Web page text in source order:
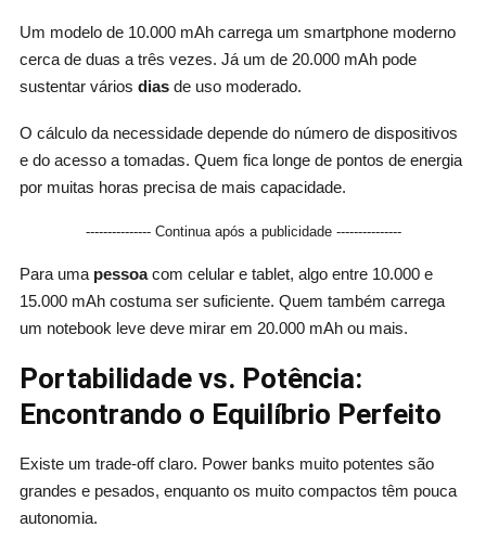
Um modelo de 10.000 mAh carrega um smartphone moderno
cerca de duas a três vezes. Já um de 20.000 mAh pode
sustentar vários diasde uso moderado.
O cálculo da necessidade depende do número de dispositivos
e do acesso a tomadas. Quem fica longe de pontos de energia
por muitas horas precisa de mais capacidade.
--------------- Continua após a publicidade ---------------
Para uma pessoacom celular e tablet, algo entre 10.000 e
15.000 mAh costuma ser suficiente. Quem também carrega
um notebook leve deve mirar em 20.000 mAh ou mais.
Portabilidade vs. Potência:
Encontrando o Equilíbrio Perfeito
Existe um trade-off claro. Power banks muito potentes são
grandes e pesados, enquanto os muito compactos têm pouca
autonomia.